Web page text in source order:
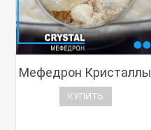
Мефедрон Кристаллы
КУПИТЬ